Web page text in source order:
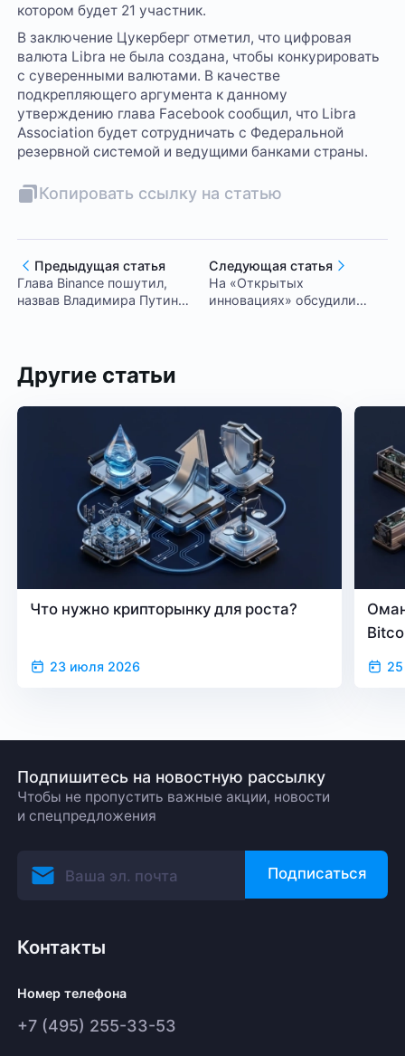
котором будет 21 участник.
В заключение Цукерберг отметил, что цифровая
валюта Libra не была создана, чтобы конкурировать
с суверенными валютами. В качестве
подкрепляющего аргумента к данному
утверждению глава Facebook сообщил, что Libra
Association будет сотрудничать с Федеральной
резервной системой и ведущими банками страны.
Копировать ссылку на статью
Предыдущая статья
Глава Binance пошутил,
назвав Владимира Путина
Следующая статья
На «Открытых
инновациях» обсудили
Другие статьи
Что нужно крипторынку для роста?
23 июля 2026
Подпишитесь на новостную рассылку
Чтобы не пропустить важные акции, новости
и спецпредложения
Подписаться
Контакты
Номер телефона
+7 (495) 255-33-53